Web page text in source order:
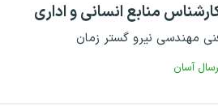
منابع انسانی و اداری
مهندسی نیرو گستر زمان
آسان